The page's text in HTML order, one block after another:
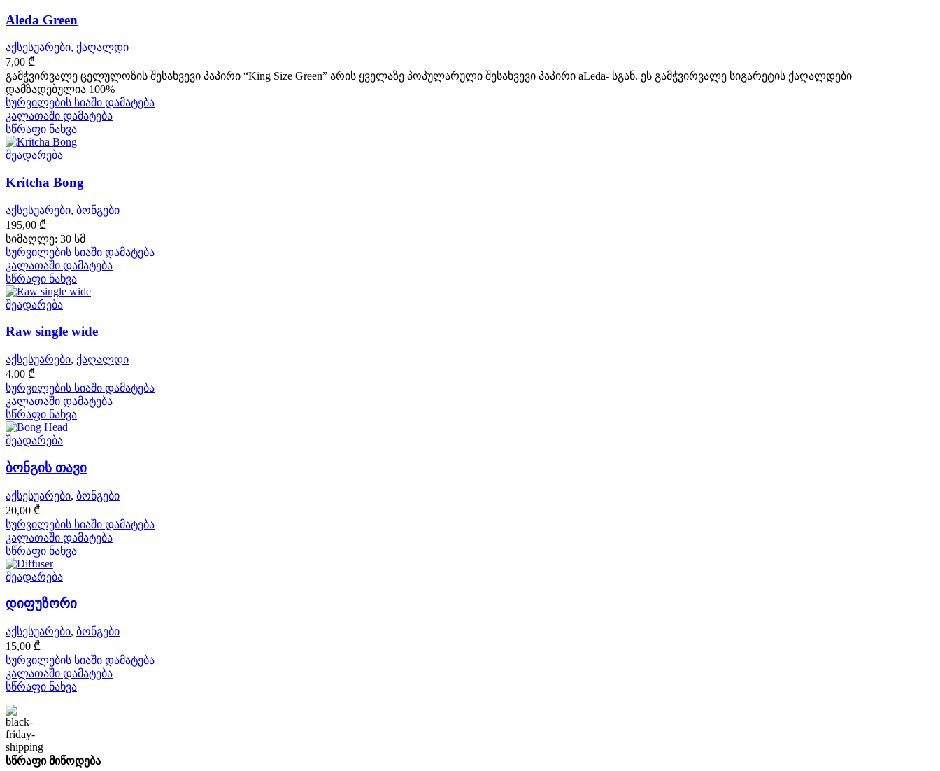
Aleda Green
აქსესუარები, ქაღალდი
7,00 ₾
გამჭვირვალე ცელულოზის შესახვევი პაპირი “King Size Green” არის ყველაზე პოპულარული შესახვევი პაპირი aLeda- სგან. ეს გამჭვირვალე სიგარეტის ქაღალდები
დამზადებულია 100%
სურვილების სიაში დამატება
კალათაში დამატება
სწრაფი ნახვა
შეადარება
Kritcha Bong
აქსესუარები, ბონგები
195,00 ₾
სიმაღლე: 30 სმ
სურვილების სიაში დამატება
კალათაში დამატება
სწრაფი ნახვა
შეადარება
Raw single wide
აქსესუარები, ქაღალდი
4,00 ₾
სურვილების სიაში დამატება
კალათაში დამატება
სწრაფი ნახვა
შეადარება
ბონგის თავი
აქსესუარები, ბონგები
20,00 ₾
სურვილების სიაში დამატება
კალათაში დამატება
სწრაფი ნახვა
შეადარება
დიფუზორი
აქსესუარები, ბონგები
15,00 ₾
სურვილების სიაში დამატება
კალათაში დამატება
სწრაფი ნახვა
სწრაფი მიწოდება